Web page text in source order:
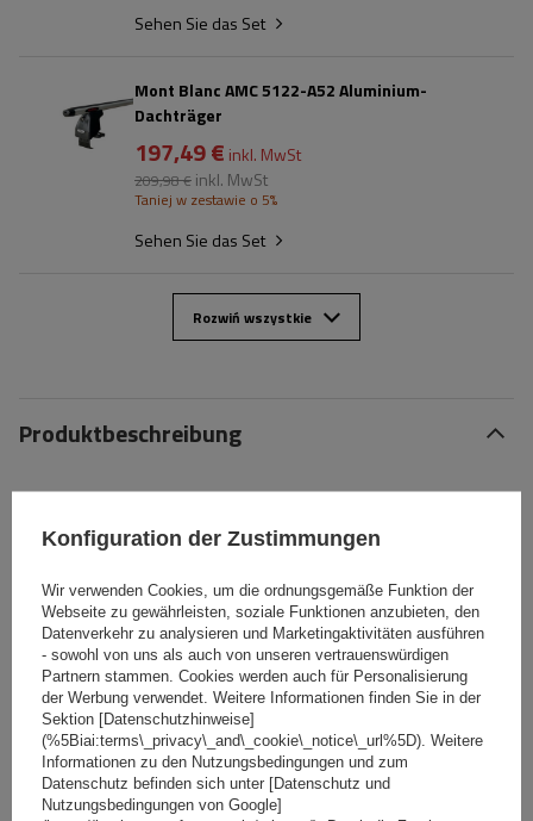
Sehen Sie das Set
Mont Blanc AMC 5122-A52 Aluminium-
Dachträger
197,49 € inkl. MwSt
209,98 € inkl. MwSt
Taniej w zestawie o 5%
Sehen Sie das Set
Rozwiń wszystkie
Produktbeschreibung
Füße für den Dachträger der Mont Blanc AMC-Serie. Die Füße
sind nur mit Mont Blanc AMC-Stangen (Aluminium oder Stahl)
kompatibel.
Spezifikation
Das Produkt passt zu Autos
Lieferung
Konfiguration der Zustimmungen
Wir verwenden Cookies, um die ordnungsgemäße Funktion der
Webseite zu gewährleisten, soziale Funktionen anzubieten, den
Datenverkehr zu analysieren und Marketingaktivitäten ausführen
- sowohl von uns als auch von unseren vertrauenswürdigen
Partnern stammen. Cookies werden auch für Personalisierung
der Werbung verwendet. Weitere Informationen finden Sie in der
Sektion [Datenschutzhinweise]
(%5Biai:terms\_privacy\_and\_cookie\_notice\_url%5D). Weitere
Informationen zu den Nutzungsbedingungen und zum
Datenschutz befinden sich unter [Datenschutz und
Nutzungsbedingungen von Google]